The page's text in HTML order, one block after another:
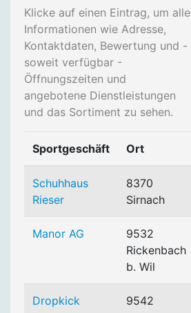
Klicke auf einen Eintrag, um alle
Informationen wie Adresse,
Kontaktdaten, Bewertung und -
soweit verfügbar -
Öffnungszeiten und
angebotene Dienstleistungen
und das Sortiment zu sehen.
Sportgeschäft Ort
Schuhhaus
Rieser
8370
Sirnach
Manor AG
9532
Rickenbach
b. Wil
Dropkick
9542